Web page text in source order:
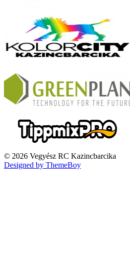
© 2026 Vegyész RC Kazincbarcika
Designed by ThemeBoy